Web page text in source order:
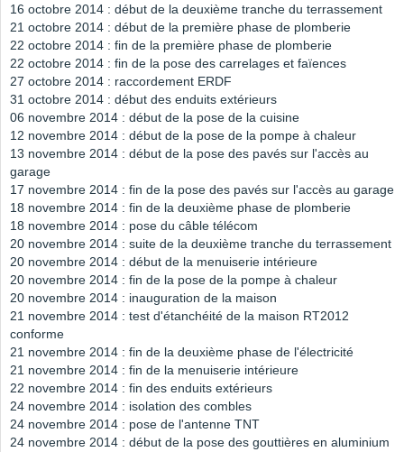
16 octobre 2014 : début de la deuxième tranche du terrassement
21 octobre 2014 : début de la première phase de plomberie
22 octobre 2014 : fin de la première phase de plomberie
22 octobre 2014 : fin de la pose des carrelages et faïences
27 octobre 2014 : raccordement ERDF
31 octobre 2014 : début des enduits extérieurs
06 novembre 2014 : début de la pose de la cuisine
12 novembre 2014 : début de la pose de la pompe à chaleur
13 novembre 2014 : début de la pose des pavés sur l'accès au
garage
17 novembre 2014 : fin de la pose des pavés sur l'accès au garage
18 novembre 2014 : fin de la deuxième phase de plomberie
18 novembre 2014 : pose du câble télécom
20 novembre 2014 : suite de la deuxième tranche du terrassement
20 novembre 2014 : début de la menuiserie intérieure
20 novembre 2014 : fin de la pose de la pompe à chaleur
20 novembre 2014 : inauguration de la maison
21 novembre 2014 : test d'étanchéité de la maison RT2012
conforme
21 novembre 2014 : fin de la deuxième phase de l'électricité
21 novembre 2014 : fin de la menuiserie intérieure
22 novembre 2014 : fin des enduits extérieurs
24 novembre 2014 : isolation des combles
24 novembre 2014 : pose de l'antenne TNT
24 novembre 2014 : début de la pose des gouttières en aluminium